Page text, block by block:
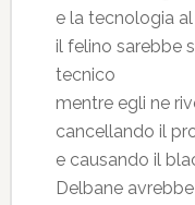
e la tecnologia
il felino sarebbe
tecnico
mentre egli ne
cancellando il
e causando il
Delbane